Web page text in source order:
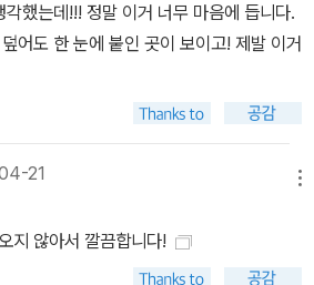
했는데!!! 정말 이거 너무 마음에 듭니다.
어도 한 눈에 붙인 곳이 보이고! 제발 이거
21
지 않아서 깔끔합니다!